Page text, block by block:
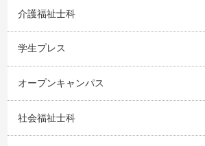
介護福祉士科
学生プレス
オープンキャンパス
社会福祉士科